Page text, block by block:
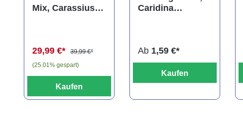
Mix, Carassius
29,99 €*
39,99 €*
(25.01% gespart)
Kaufen
Caridina
Ab 1,59 €*
Kaufen